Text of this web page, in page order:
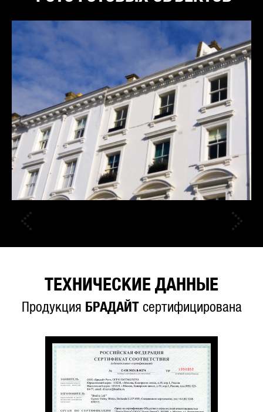
ТЕХНИЧЕСКИЕ ДАННЫЕ
Продукция БРАДАЙТсертифицирована